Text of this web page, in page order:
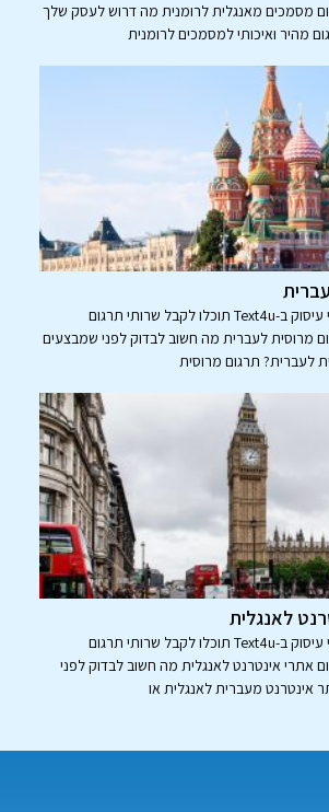
מסמכים מאנגלית לרומנית מה דרוש לעסק שלך
מהיר ואיכותי למסמכים לרומנית
שירותי תרגום מתחומי עיסוק ב-Text4u תוכלו לקבל שרותי תרגום
מרוסית לעברית מה חשוב לבדוק לפני שמבצעים
לעברית? תרגום מרוסית
לאנגלית
שירותי תרגום מתחומי עיסוק ב-Text4u תוכלו לקבל שרותי תרגום
אתרי אינטרנט לאנגלית מה חשוב לבדוק לפני
אינטרנט מעברית לאנגלית או